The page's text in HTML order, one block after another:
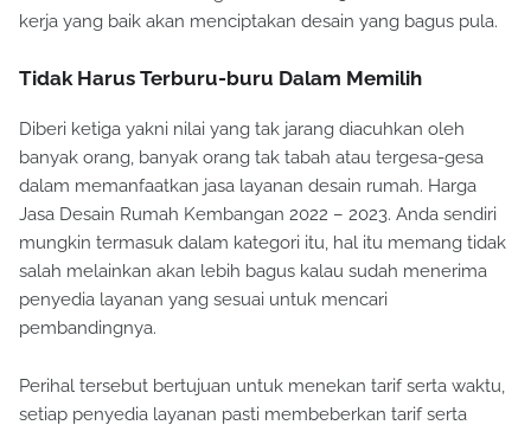
Desain Rumah Kembangan 2022 – 2023. Selain itu sistem
Diberi ketiga yakni nilai yang tak jarang diacuhkan oleh
banyak orang, banyak orang tak tabah atau tergesa-gesa
dalam memanfaatkan jasa layanan desain rumah. Harga
Jasa Desain Rumah Kembangan 2022 – 2023. Anda sendiri
mungkin termasuk dalam kategori itu, hal itu memang tidak
salah melainkan akan lebih bagus kalau sudah menerima
penyedia layanan yang sesuai untuk mencari
Perihal tersebut bertujuan untuk menekan tarif serta waktu,